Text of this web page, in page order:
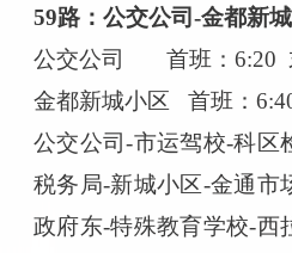
59路：公交公司-金都新
公交公司
首班： 6:20
金都新城小区
首班：
公交公司-市运驾校-科区
税务局-新城小区-金通市
政府东-特殊教育学校-西